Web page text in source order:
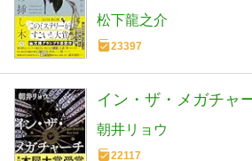
松下龍之介
23397
イン・ザ・メガチャ
朝井リョウ
22117